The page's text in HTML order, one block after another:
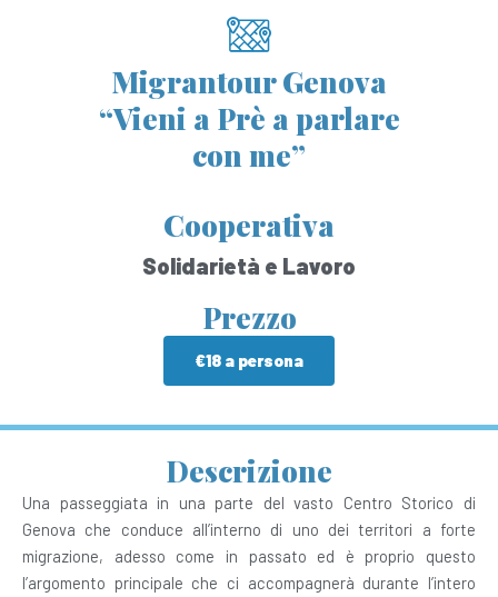
Migrantour Genova
“Vieni a Prè a parlare
con me”
Cooperativa
Solidarietà e Lavoro
Prezzo
€18 a persona
Descrizione
Una passeggiata in una parte del vasto Centro Storico di
Genova che conduce all’interno di uno dei territori a forte
migrazione, adesso come in passato ed è proprio questo
l’argomento principale che ci accompagnerà durante l’intero